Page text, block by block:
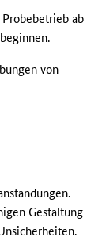
ab
von
Gestaltung